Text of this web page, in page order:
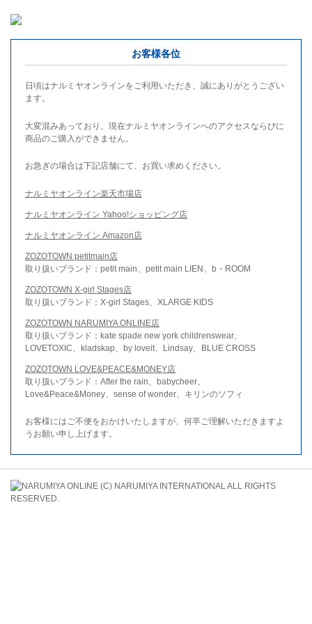
お客様各位
日頃はナルミヤオンラインをご利用いただき、誠にありがとうござい
ます。
大変混みあっており、現在ナルミヤオンラインへのアクセスならびに
商品のご購入ができません。
お急ぎの場合は下記店舗にて、お買い求めください。
ナルミヤオンライン楽天市場店
ナルミヤオンライン Yahoo!ショッピング店
ナルミヤオンライン Amazon店
ZOZOTOWN petitmain店
取り扱いブランド：petit main、petit main LIEN、b・ROOM
ZOZOTOWN X-girl Stages店
取り扱いブランド：X-girl Stages、XLARGE KIDS
ZOZOTOWN NARUMIYA ONLINE店
取り扱いブランド：kate spade new york childrenswear、
LOVETOXIC、kladskap、by loveit、Lindsay、BLUE CROSS
ZOZOTOWN LOVE&PEACE&MONEY店
取り扱いブランド：After the rain、babycheer、
Love&Peace&Money、sense of wonder、キリンのソフィ
お客様にはご不便をおかけいたしますが、何卒ご理解いただきますよ
うお願い申し上げます。